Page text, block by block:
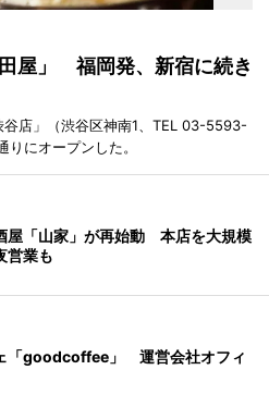
屋」 福岡発、新宿に続き
谷店」（渋谷区神南1、TEL 03-5593-
にオープンした。
屋「山家」が再始動 本店を大規模
営業も
「goodcoffee」 運営会社オフィ